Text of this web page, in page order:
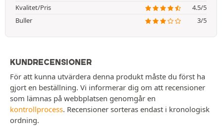
Kvalitet/Pris
4.5/5
Buller
3/5
KUNDRECENSIONER
För att kunna utvärdera denna produkt måste du först ha
gjort en beställning. Vi informerar dig om att recensioner
som lämnas på webbplatsen genomgår en
kontrollprocess. Recensioner sorteras endast i kronologisk
ordning.